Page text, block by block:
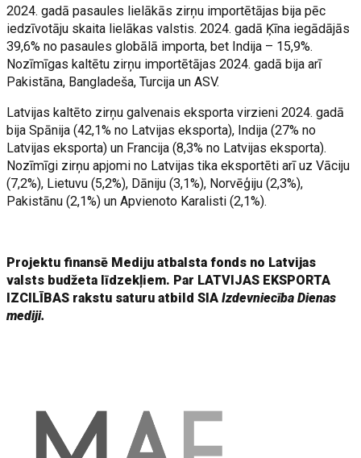
2024. gadā pasaules lielākās zirņu importētājas bija pēc
iedzīvotāju skaita lielākas valstis. 2024. gadā Ķīna iegādājās
39,6% no pasaules globālā importa, bet Indija – 15,9%.
Nozīmīgas kaltētu zirņu importētājas 2024. gadā bija arī
Pakistāna, Bangladeša, Turcija un ASV.
Latvijas kaltēto zirņu galvenais eksporta virzieni 2024. gadā
bija Spānija (42,1% no Latvijas eksporta), Indija (27% no
Latvijas eksporta) un Francija (8,3% no Latvijas eksporta).
Nozīmīgi zirņu apjomi no Latvijas tika eksportēti arī uz Vāciju
(7,2%), Lietuvu (5,2%), Dāniju (3,1%), Norvēģiju (2,3%),
Pakistānu (2,1%) un Apvienoto Karalisti (2,1%).
Projektu finansē Mediju atbalsta fonds no Latvijas
valsts budžeta līdzekļiem. Par LATVIJAS EKSPORTA
IZCILĪBAS rakstu saturu atbild SIAIzdevniecība Dienas
mediji.